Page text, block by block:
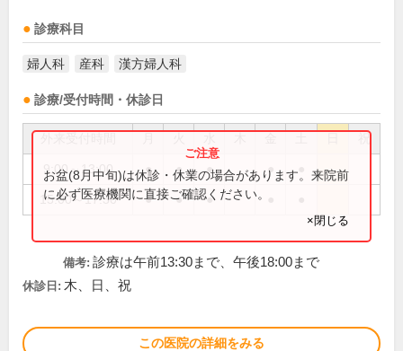
診療科目
婦人科 産科 漢方婦人科
診療/受付時間・休診日
祝
9:00～13:00 ● ● ● ●
15:00～17:30 ● ● ●
お盆(8月中旬)は休診・休業の場合があります。来院前
に必ず医療機関に直接ご確認ください。
×閉じる
備考: 診療は午前13:30まで、午後18:00まで
休診日: 木、日、祝
この医院の詳細をみる